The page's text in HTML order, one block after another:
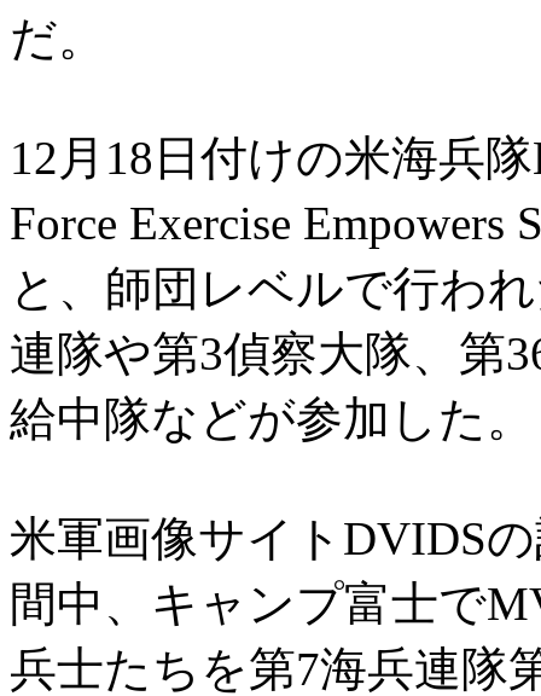
だ。
12月18日付けの米海兵
Force Exercise
と、師団レベルで行わ
連隊や第3偵察大隊、第
給中隊などが参加した。
米軍画像サイトDVIDS
間中、キャンプ富士で
兵士たちを第7海兵連隊